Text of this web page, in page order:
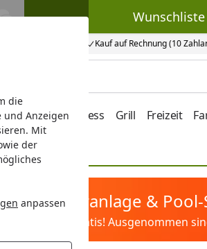
die
und Anzeigen
Mit
der
anpassen
Kauf auf Rechnung (10
Wunschliste
Wunschliste
Vordach Wellness Grill Freizeit
Sandfilteranlage &
Filter&Pflege gratis! Ausgenommen